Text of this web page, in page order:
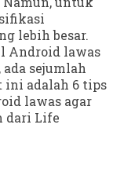
lebih besar.
Android lawas
sejumlah
ini adalah 6 tips
lawas agar
dari Life